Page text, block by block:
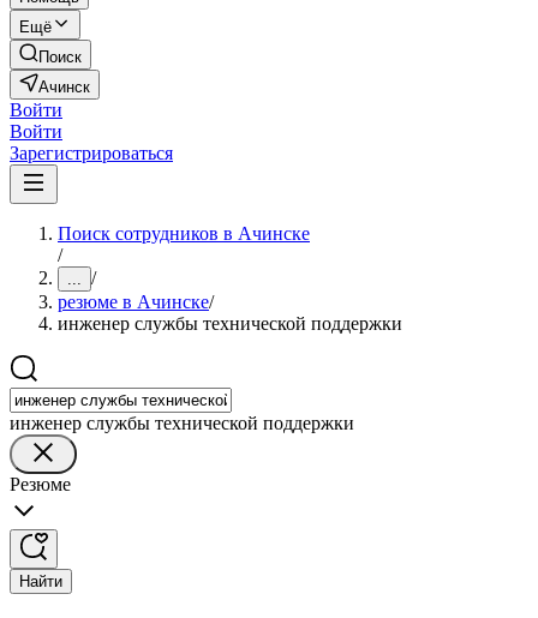
Ещё
Поиск
Ачинск
Войти
Войти
Зарегистрироваться
Поиск сотрудников в Ачинске
/
... /
резюме в Ачинске/
инженер службы технической поддержки
инженер службы технической поддержки
Резюме
Найти